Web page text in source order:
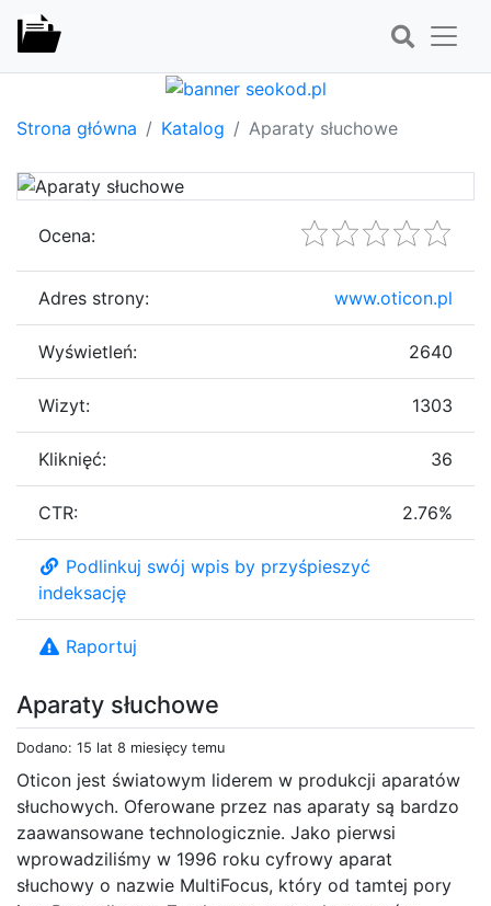
Strona główna Katalog Aparaty słuchowe
Aparaty słuchowe
Dodano: 15 lat 8 miesięcy temu
Oticon jest światowym liderem w produkcji aparatów
słuchowych. Oferowane przez nas aparaty są bardzo
zaawansowane technologicznie. Jako pierwsi
wprowadziliśmy w 1996 roku cyfrowy aparat
słuchowy o nazwie MultiFocus, który od tamtej pory
Ocena:
Adres strony: www.oticon.pl
Wyświetleń: 2640
Wizyt: 1303
Kliknięć: 36
CTR: 2.76%
Podlinkuj swój wpis by przyśpieszyć
indeksację
Raportuj